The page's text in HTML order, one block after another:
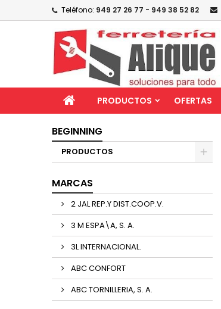
Teléfono: 949 27 26 77 - 949 38 52 82
PRODUCTOS OFERTAS
BEGINNING
PRODUCTOS
MARCAS
2 JAL REP.Y DIST.COOP.V.
3 M ESPA\A, S. A.
3L INTERNACIONAL.
ABC CONFORT
ABC TORNILLERIA, S. A.